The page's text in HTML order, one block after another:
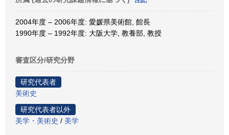
2004年度 – 2006年度: 愛媛県美術館, 館長
1990年度 – 1992年度: 大阪大学, 教養部, 教授
審査区分/研究分野
研究代表者
美術史
研究代表者以外
美学・美術史 / 美学